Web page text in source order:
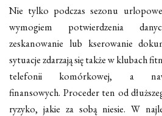
Nie tylko podczas sezonu
wymogiem potwierdzenia
zeskanowanie lub kserowanie
sytuacje zdarzają się także w klubach
telefonii komórkowej, a
finansowych. Proceder ten od
ryzyko, jakie za sobą niesie. W